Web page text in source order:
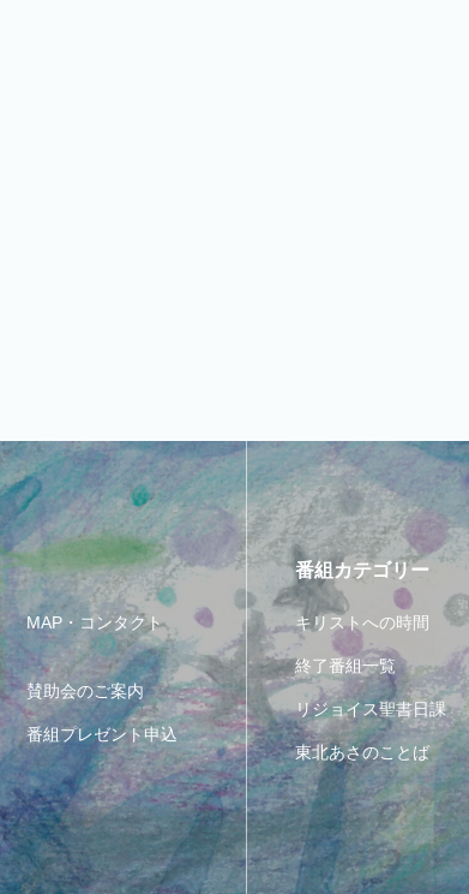
MAP・コンタクト
賛助会のご案内
番組プレゼント申込
番組カテゴリー
キリストへの時間
終了番組一覧
リジョイス聖書日課
東北あさのことば